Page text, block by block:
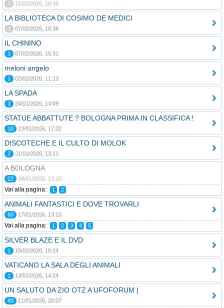
0 11/02/2026, 10:45
LA BIBLIOTECA DI COSIMO DE MEDICI
0 07/02/2026, 16:36
IL CHININO
1 07/02/2026, 15:31
meloni angelo
1 02/02/2026, 11:13
LA SPADA
3 24/01/2026, 14:09
STATUE ABBATTUTE ? BOLOGNA PRIMA IN CLASSIFICA !
10 23/01/2026, 17:32
DISCOTECHE E IL CULTO DI MOLOK
2 21/01/2026, 13:11
A BOLOGNA
22 18/01/2026, 13:13
Vai alla pagina: 1 2
ANIMALI FANTASTICI E DOVE TROVARLI
60 17/01/2026, 13:15
Vai alla pagina: 1 2 3 4 5
SILVER BLAZE E IL DVD
1 15/01/2026, 16:24
VATICANO LA SALA DEGLI ANIMALI
1 13/01/2026, 14:24
UN SALUTO DA ZIO OTZ A UFOFORUM |
80 11/01/2026, 20:07